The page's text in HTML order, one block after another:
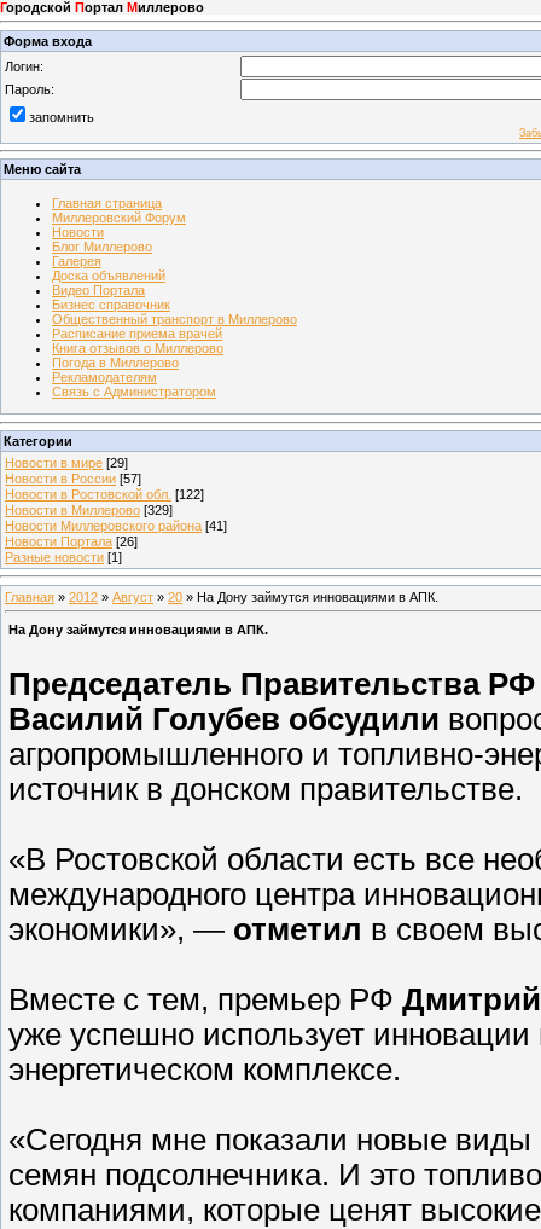
Городской Портал Миллерово
Форма входа
Логин:
Пароль:
запомнить
Меню сайта
Главная страница
Миллеровский Форум
Новости
Блог Миллерово
Галерея
Доска объявлений
Видео Портала
Бизнес справочник
Общественный транспорт в Миллерово
Расписание приема врачей
Книга отзывов о Миллерово
Погода в Миллерово
Рекламодателям
Связь с Администратором
Категории
Новости в мире [29]
Новости в России [57]
Новости в Ростовской обл. [122]
Новости в Миллерово [329]
Новости Миллеровского района [41]
Новости Портала [26]
Разные новости [1]
Главная » 2012 » Август » 20 » На Дону займутся инновациями в АПК.
На Дону займутся инновациями в АПК.
Председатель Правительства
Василий Голубев обсудили
агропромышленного и топливно-
источник в донском правительстве.
«В Ростовской области есть все
международного центра
экономики», — отметил в своем
Вместе с тем, премьер РФ
уже успешно использует
энергетическом комплексе.
«Сегодня мне показали новые виды
семян подсолнечника. И это
компаниями, которые ценят